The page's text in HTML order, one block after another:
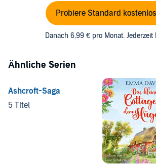
Probiere Standard
Danach 6,99 € pro Monat. Jederzeit
Ähnliche Serien
Ashcroft-Saga
5 Titel